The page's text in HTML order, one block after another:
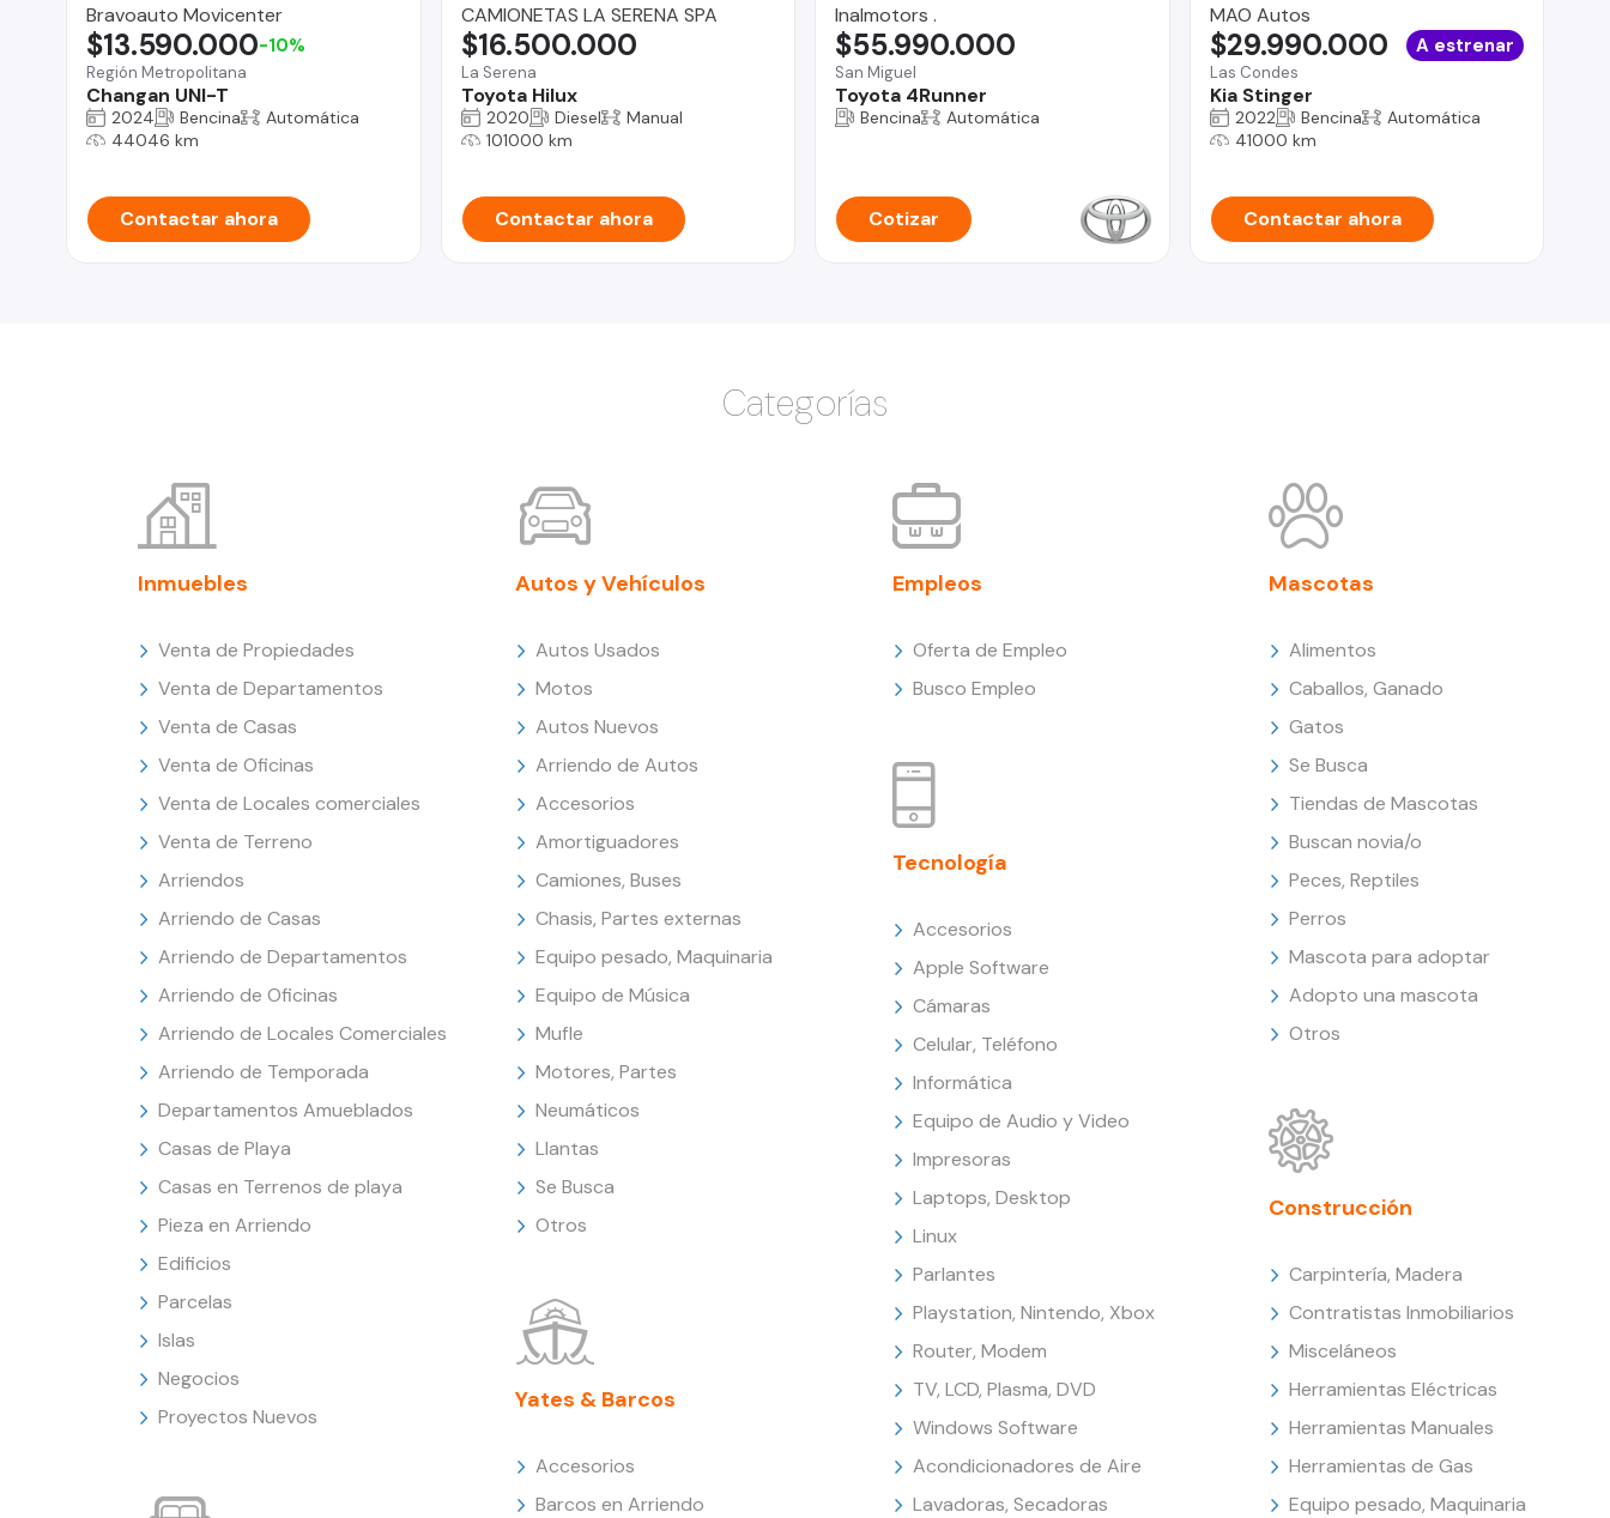
Bravoauto Movicenter
Región Metropolitana
Changan UNI-T
$13.590.000-10%
2024 Bencina
Automática
44046 km
Contactar ahora
CAMIONETAS LA SERENA SPA
La Serena
Toyota Hilux
$16.500.000
2020 Diesel
Manual
101000 km
Contactar ahora
Inalmotors .
San Miguel
Toyota 4Runner
$55.990.000
Bencina Automática
Cotizar
MAO Autos
Las Condes
Kia Stinger
$29.990.000 A estrenar
2022 Bencina
Automática
41000 km
Contactar ahora
Categorías
Inmuebles
Venta de Propiedades
Venta de Departamentos
Venta de Casas
Venta de Oficinas
Venta de Locales comerciales
Venta de Terreno
Arriendos
Arriendo de Casas
Arriendo de Departamentos
Arriendo de Oficinas
Arriendo de Locales Comerciales
Arriendo de Temporada
Departamentos Amueblados
Casas de Playa
Casas en Terrenos de playa
Pieza en Arriendo
Edificios
Parcelas
Islas
Negocios
Proyectos Nuevos
Autos y Vehículos
Autos Usados
Motos
Autos Nuevos
Arriendo de Autos
Accesorios
Amortiguadores
Camiones, Buses
Chasis, Partes externas
Equipo pesado, Maquinaria
Equipo de Música
Mufle
Motores, Partes
Neumáticos
Llantas
Se Busca
Otros
Yates & Barcos
Accesorios
Barcos en Arriendo
Empleos
Oferta de Empleo
Busco Empleo
Tecnología
Accesorios
Apple Software
Cámaras
Celular, Teléfono
Informática
Equipo de Audio y Video
Impresoras
Laptops, Desktop
Linux
Parlantes
Playstation, Nintendo, Xbox
Router, Modem
TV, LCD, Plasma, DVD
Windows Software
Acondicionadores de Aire
Lavadoras, Secadoras
Mascotas
Alimentos
Caballos, Ganado
Gatos
Se Busca
Tiendas de Mascotas
Buscan novia/o
Peces, Reptiles
Perros
Mascota para adoptar
Adopto una mascota
Otros
Construcción
Carpintería, Madera
Contratistas Inmobiliarios
Misceláneos
Herramientas Eléctricas
Herramientas Manuales
Herramientas de Gas
Equipo pesado, Maquinaria